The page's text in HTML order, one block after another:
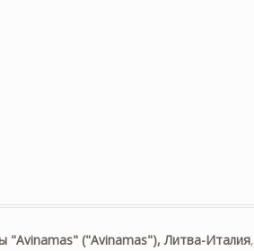
"Avinamas" ("Avinamas"), Литва-Италия,